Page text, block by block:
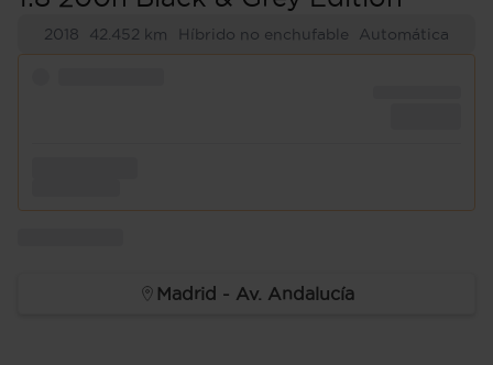
2018 42.452 km Híbrido no enchufable Automática
Madrid - Av. Andalucía